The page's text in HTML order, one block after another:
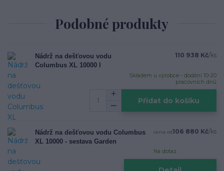
Podobné produkty
Nádrž na dešťovou vodu
Columbus XL 10000 l
110 938 Kč/ks
Skladem u výrobce - dodání 10-20
pracovních dnů
Přidat do košíku
Nádrž na dešťovou vodu Columbus
XL 10000 - sestava Garden
cena od106 880 Kč/ks
Na dotaz